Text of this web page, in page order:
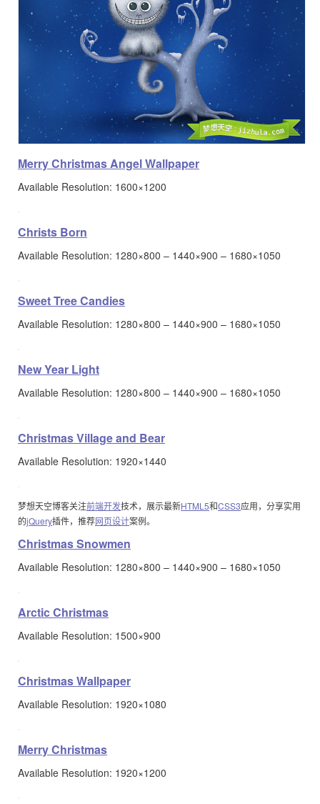
Merry Christmas Angel Wallpaper
Available Resolution: 1600×1200
Christs Born
Available Resolution: 1280×800 – 1440×900 – 1680×1050
Sweet Tree Candies
Available Resolution: 1280×800 – 1440×900 – 1680×1050
New Year Light
Available Resolution: 1280×800 – 1440×900 – 1680×1050
Christmas Village and Bear
Available Resolution: 1920×1440
梦想天空博客关注前端开发技术，展示最新HTML5和CSS3应用，分享实用
的jQuery插件，推荐网页设计案例。
Christmas Snowmen
Available Resolution: 1280×800 – 1440×900 – 1680×1050
Arctic Christmas
Available Resolution: 1500×900
Christmas Wallpaper
Available Resolution: 1920×1080
Merry Christmas
Available Resolution: 1920×1200